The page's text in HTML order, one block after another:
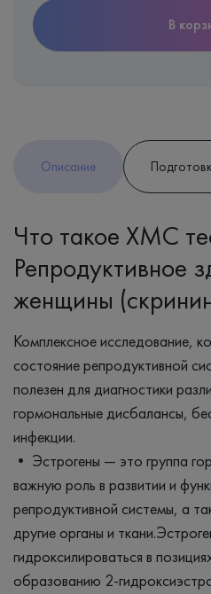
В
Описание
Что такое ХМС
Репродуктивное
женщины
Комплексное исследование,
состояние репродуктивной
полезен для диагностики
гормональные дисбалансы,
инфекции.
• Эстрогены — это группа
важную роль в развитии и
репродуктивной системы, а
другие органы и
гидроксилироваться в
образованию 2-